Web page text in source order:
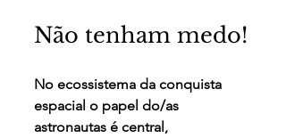
Não tenham medo!
No ecossistema da conquista
espacial o papel do/as
astronautas é central,